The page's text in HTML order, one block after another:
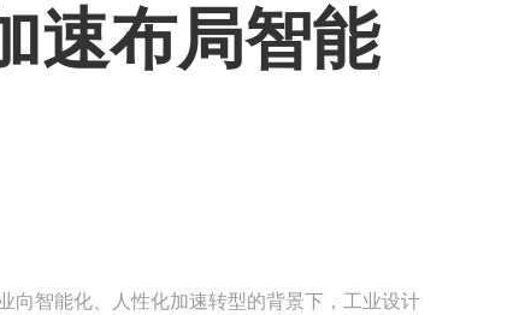
速布局智能
智能化、人性化加速转型的背景下，工业设计